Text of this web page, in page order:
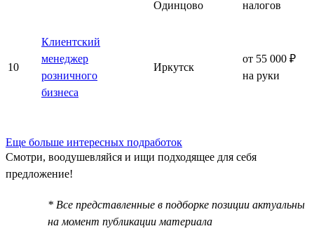
Одинцово налогов
10
Клиентский
менеджер
розничного
бизнеса
Иркутск
от 55 000 ₽
на руки
Еще больше интересных подработок
Смотри, воодушевляйся и ищи подходящее для себя
предложение!
* Все представленные в подборке позиции актуальны
на момент публикации материала